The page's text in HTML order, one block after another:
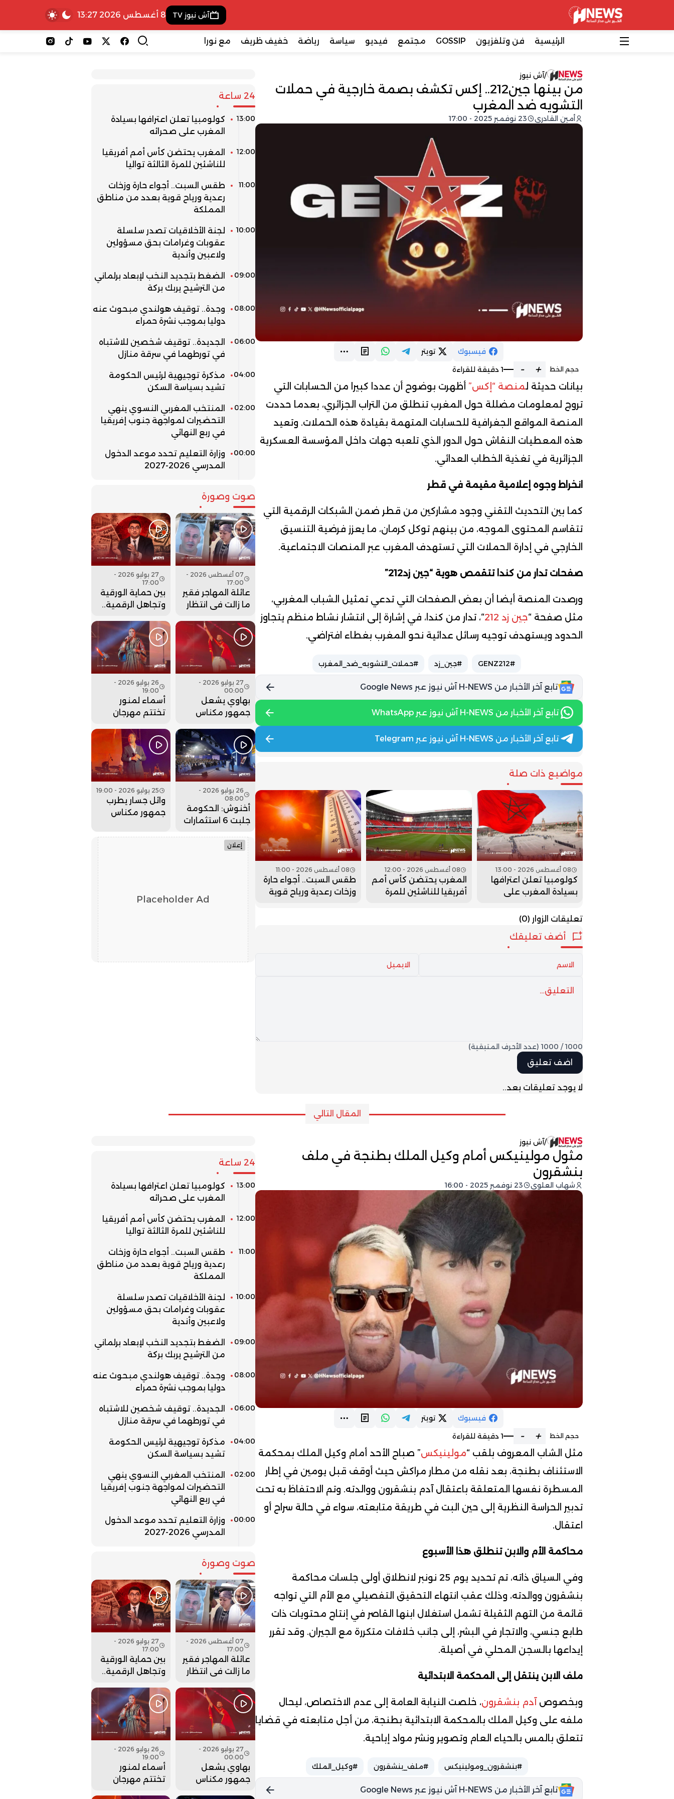
آش نيوز TV 8 أغسطس 2026 13:27
الرئيسية فن وتلفزيون GOSSIP مجتمع فيديو سياسة رياضة خفيف ظريف مع نورا
/آش نيوز
من بينها جين212.. إكس تكشف بصمة خارجية في حملات
التشويه ضد المغرب
أمين القادري 23 نوفمبر 2025 - 17:00
فيسبوك تويتر
حجم الخط +
- 1 دقيقة للقراءة
بيانات حديثة لمنصة “إكس” أظهرت بوضوح أن عددا كبيرا من الحسابات التي
تروج لمعلومات مضللة حول المغرب تنطلق من التراب الجزائري، بعدما حددت
المنصة المواقع الجغرافية للحسابات المتهمة بقيادة هذه الحملات. وتعيد
هذه المعطيات النقاش حول الدور الذي تلعبه جهات داخل المؤسسة العسكرية
الجزائرية في تغذية الخطاب العدائي.
انخراط وجوه إعلامية مقيمة في قطر
كما بين التحديث التقني وجود مشاركين من قطر ضمن الشبكات الرقمية التي
تتقاسم المحتوى الموجه، من بينهم توكل كرمان، ما يعزز فرضية التنسيق
الخارجي في إدارة الحملات التي تستهدف المغرب عبر المنصات الاجتماعية.
صفحات تدار من كندا تتقمص هوية “جين زد212”
ورصدت المنصة أيضا أن بعض الصفحات التي تدعي تمثيل الشباب المغربي،
مثل صفحة “جين زد 212
“، تدار من كندا، في إشارة إلى انتشار نشاط منظم يتجاوز
الحدود ويستهدف توجيه رسائل عدائية نحو المغرب بغطاء افتراضي.
#GENZ212 #جين_زد #حملات_التشويه_ضد_المغرب
تابع آخر الأخبار من H-NEWS آش نيوز عبر Google News
تابع آخر الأخبار من H-NEWS آش نيوز عبر WhatsApp
تابع آخر الأخبار من H-NEWS آش نيوز عبر Telegram
مواضيع ذات صلة
08 أغسطس 2026 - 13:00
كولومبيا تعلن اعترافها
بسيادة المغرب على
08 أغسطس 2026 - 12:00
المغرب يحتضن كأس أمم
أفريقيا للناشئين للمرة
08 أغسطس 2026 - 11:00
طقس السبت.. أجواء حارة
وزخات رعدية ورياح قوية
تعليقات الزوار (0)
أضف تعليقك
1000
/
1000 (عدد الأحرف المتبقية)
لا يوجد تعليقات بعد..
24 ساعة
13:00
كولومبيا تعلن اعترافها بسيادة
المغرب على صحرائه
12:00
المغرب يحتضن كأس أمم أفريقيا
للناشئين للمرة الثالثة تواليا
11:00
طقس السبت.. أجواء حارة وزخات
رعدية ورياح قوية بعدد من مناطق
المملكة
10:00
لجنة الأخلاقيات تصدر سلسلة
عقوبات وغرامات بحق مسؤولين
ولاعبين وأندية
09:00
الضغط بتجديد النخب لإبعاد برلماني
من الترشيح يربك بركة
08:00
وجدة.. توقيف هولندي مبحوث عنه
دوليا بموجب نشرة حمراء
06:00
الجديدة.. توقيف شخصين للاشتباه
في تورطهما في سرقة منازل
04:00
مذكرة توجيهية لرئيس الحكومة
تشيد بسياسة السكن
02:00
المنتخب المغربي النسوي ينهي
التحضيرات لمواجهة جنوب إفريقيا
في ربع النهائي
00:00
وزارة التعليم تحدد موعد الدخول
المدرسي 2026-2027
صوت وصورة
07 أغسطس 2026 -
17:00
عائلة المهاجر فقير
ما زالت في انتظار
فيديو
27 يوليو 2026 -
17:00
بين حماية الورقية
وتجاهل الرقمية..
بنسعيد عقارب
الساعة إلى الوراء؟
27 يوليو 2026 -
00:00
بهاوي يشعل
جمهور مكناس
عيساوة.. فيديو
26 يوليو 2026 -
19:00
أسماء لمنور
تختتم مهرجان
جماهيري كبير..
فيديو
26 يوليو 2026 -
08:00
أخنوش: الحكومة
جلبت 6 استثمارات
وادي الذهب
25 يوليو 2026 - 19:00
وائل جسار يطرب
جمهور مكناس
فيديو
إعلان
Placeholder Ad
المقال التالي
/آش نيوز
مثول مولينيكس أمام وكيل الملك بطنجة في ملف
بنشقرون
شهاب العلوي 23 نوفمبر 2025 - 16:00
فيسبوك تويتر
حجم الخط +
- 1 دقيقة للقراءة
مثل الشاب المعروف بلقب “مولينيكس” صباح الأحد أمام وكيل الملك بمحكمة
الاستئناف بطنجة، بعد نقله من مطار مراكش حيث أوقف قبل يومين في إطار
المسطرة نفسها المتعلقة باعتقال آدم بنشقرون ووالدته. وتم الاحتفاظ به تحت
تدبير الحراسة النظرية إلى حين البت في طريقة متابعته، سواء في حالة سراح أو
اعتقال.
محاكمة الأم والابن تنطلق هذا الأسبوع
وفي السياق ذاته، تم تحديد يوم 25 نونبر لانطلاق أولى جلسات محاكمة
بنشقرون ووالدته، وذلك عقب انتهاء التحقيق التفصيلي مع الأم التي تواجه
قائمة من التهم الثقيلة تشمل استغلال ابنها القاصر في إنتاج محتويات ذات
طابع جنسي، والاتجار في البشر، إلى جانب خلافات متكررة مع الجيران. وقد تقرر
إيداعها بالسجن المحلي في أصيلة.
ملف الابن ينتقل إلى المحكمة الابتدائية
وبخصوص آدم بنشقرون، خلصت النيابة العامة إلى عدم الاختصاص، ليحال
ملفه على وكيل الملك بالمحكمة الابتدائية بطنجة، من أجل متابعته في قضايا
تتعلق بالمس بالحياء العام وتصوير ونشر مواد إباحية.
#بنشقرون_ومولينيكس #ملف_بنشقرون #وكيل_الملك
تابع آخر الأخبار من H-NEWS آش نيوز عبر Google News
24 ساعة
13:00
كولومبيا تعلن اعترافها بسيادة
المغرب على صحرائه
12:00
المغرب يحتضن كأس أمم أفريقيا
للناشئين للمرة الثالثة تواليا
11:00
طقس السبت.. أجواء حارة وزخات
رعدية ورياح قوية بعدد من مناطق
المملكة
10:00
لجنة الأخلاقيات تصدر سلسلة
عقوبات وغرامات بحق مسؤولين
ولاعبين وأندية
09:00
الضغط بتجديد النخب لإبعاد برلماني
من الترشيح يربك بركة
08:00
وجدة.. توقيف هولندي مبحوث عنه
دوليا بموجب نشرة حمراء
06:00
الجديدة.. توقيف شخصين للاشتباه
في تورطهما في سرقة منازل
04:00
مذكرة توجيهية لرئيس الحكومة
تشيد بسياسة السكن
02:00
المنتخب المغربي النسوي ينهي
التحضيرات لمواجهة جنوب إفريقيا
في ربع النهائي
00:00
وزارة التعليم تحدد موعد الدخول
المدرسي 2026-2027
صوت وصورة
07 أغسطس 2026 -
17:00
عائلة المهاجر فقير
ما زالت في انتظار
فيديو
27 يوليو 2026 -
17:00
بين حماية الورقية
وتجاهل الرقمية..
بنسعيد عقارب
الساعة إلى الوراء؟
27 يوليو 2026 -
00:00
بهاوي يشعل
جمهور مكناس
26 يوليو 2026 -
19:00
أسماء لمنور
تختتم مهرجان